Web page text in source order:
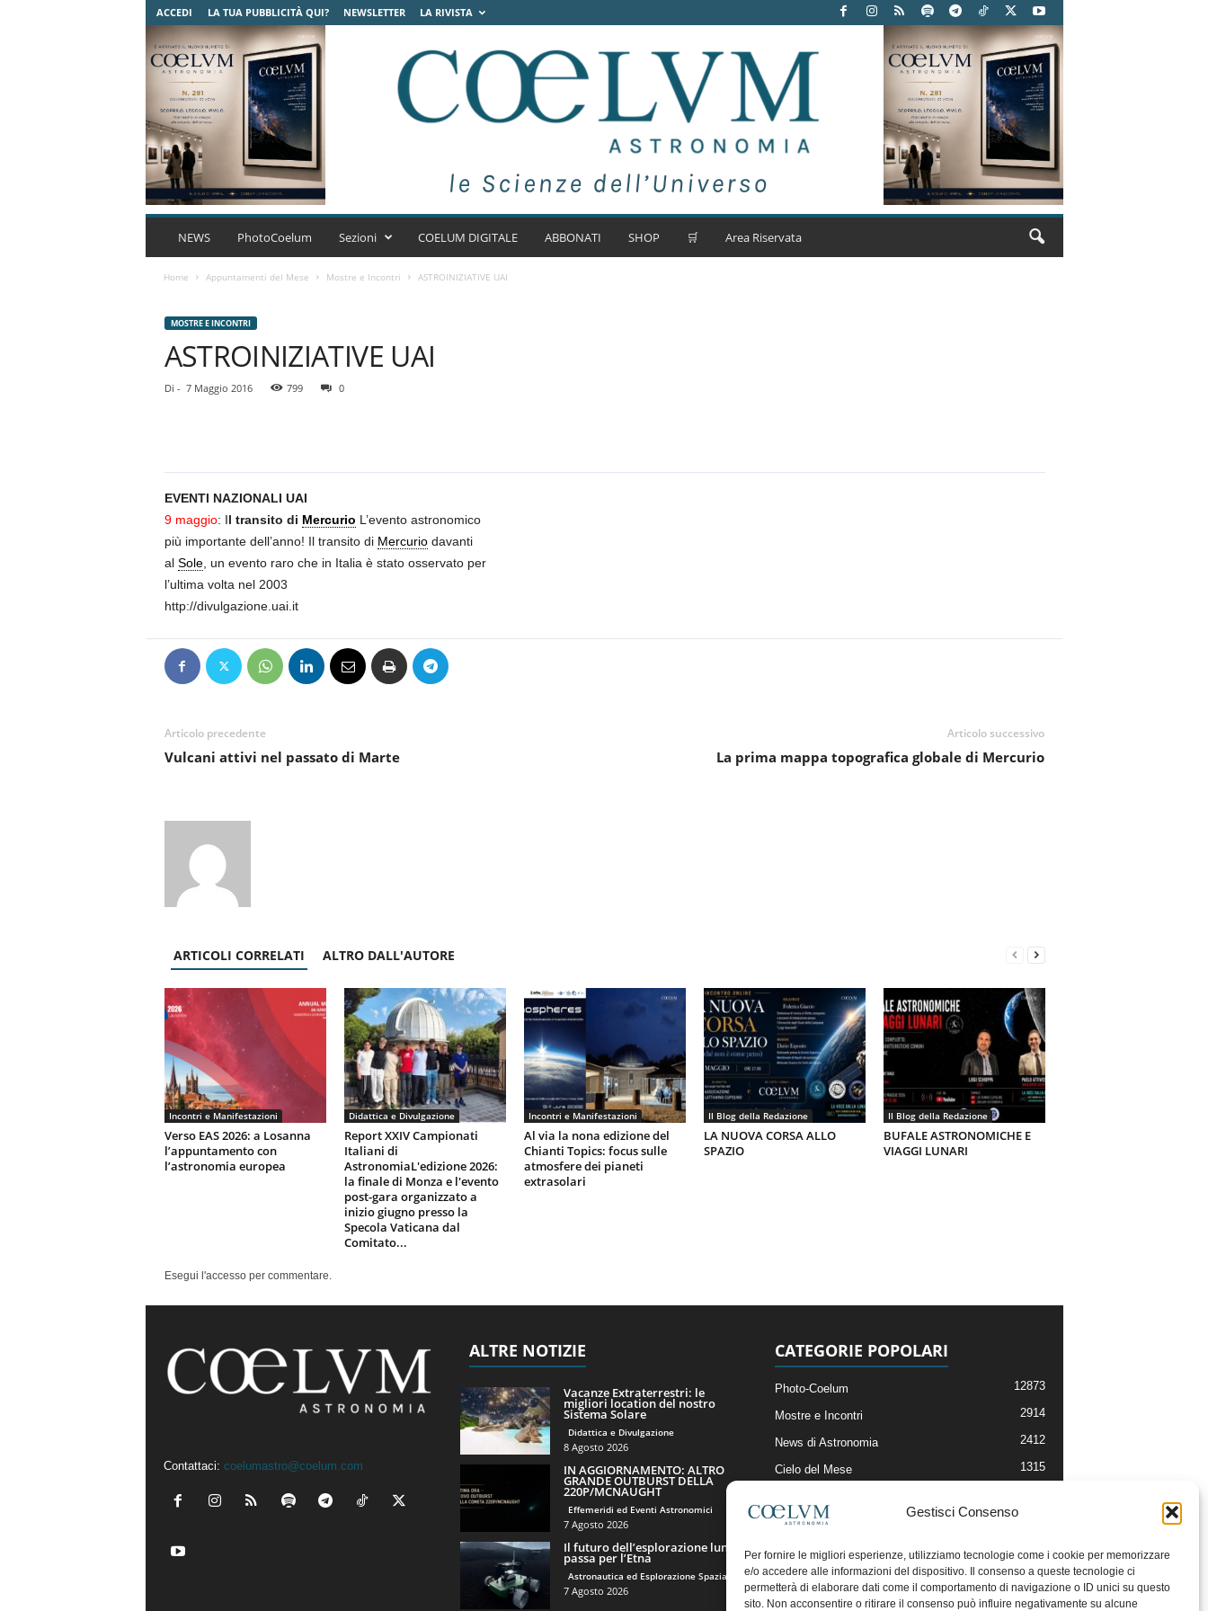
Gestisci Consenso
Per fornire le migliori esperienze, utilizziamo tecnologie come i cookie per memorizzare
e/o accedere alle informazioni del dispositivo. Il consenso a queste tecnologie ci
permetterà di elaborare dati come il comportamento di navigazione o ID unici su questo
sito. Non acconsentire o ritirare il consenso può influire negativamente su alcune
ACCEDI LA TUA PUBBLICITÀ QUI? NEWSLETTER LA RIVISTA
C
s
t
r
NEWS PhotoCoelum Sezioni COELUM DIGITALE ABBONATI SHOP 🛒 Area Riservata
Home Appuntamenti del Mese Mostre e Incontri ASTROINIZIATIVE UAI
MOSTRE E INCONTRI
ASTROINIZIATIVE UAI
Di - 7 Maggio 2016 799 0
EVENTI NAZIONALI UAI
9 maggio: Il transito di Mercurio L’evento astronomico
più importante dell’anno! Il transito di Mercuriodavanti
al Sole, un evento raro che in Italia è stato osservato per
l’ultima volta nel 2003
http://divulgazione.uai.it
Articolo precedente
Vulcani attivi nel passato di Marte
Articolo successivo
La prima mappa topografica globale di Mercurio
ARTICOLI CORRELATI ALTRO DALL'AUTORE
Incontri e Manifestazioni
Verso EAS 2026: a Losanna
l’appuntamento con
l’astronomia europea
Didattica e Divulgazione
Report XXIV Campionati
Italiani di
AstronomiaL'edizione 2026:
la finale di Monza e l'evento
post-gara organizzato a
inizio giugno presso la
Specola Vaticana dal
Comitato...
Incontri e Manifestazioni
Al via la nona edizione del
Chianti Topics: focus sulle
atmosfere dei pianeti
extrasolari
Il Blog della Redazione
LA NUOVA CORSA ALLO
SPAZIO
Il Blog della Redazione
BUFALE ASTRONOMICHE E
VIAGGI LUNARI
Esegui l'accesso per commentare.
Contattaci: coelumastro@coelum.com
ALTRE NOTIZIE
Vacanze Extraterrestri: le
migliori location del nostro
Sistema Solare
Didattica e Divulgazione
8 Agosto 2026
IN AGGIORNAMENTO: ALTRO
GRANDE OUTBURST DELLA
220P/MCNAUGHT
Effemeridi ed Eventi Astronomici
7 Agosto 2026
Il futuro dell’esplorazione lunare
passa per l’Etna
Astronautica ed Esplorazione Spaziale
7 Agosto 2026
CATEGORIE POPOLARI
Photo-Coelum 12873
Mostre e Incontri 2914
News di Astronomia 2412
Cielo del Mese 1315
Articoli e Risorse On-Line
Il Blog della Redazione